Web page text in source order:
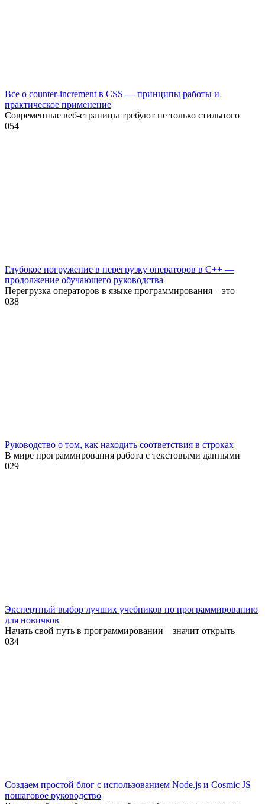
Все о counter-increment в CSS — принципы работы и
практическое применение
Современные веб-страницы требуют не только стильного
054
Глубокое погружение в перегрузку операторов в C++ —
продолжение обучающего руководства
Перегрузка операторов в языке программирования – это
038
Руководство о том, как находить соответствия в строках
В мире программирования работа с текстовыми данными
029
Экспертный выбор лучших учебников по программированию
для новичков
Начать свой путь в программировании – значит открыть
034
Создаем простой блог с использованием Node.js и Cosmic JS
пошаговое руководство